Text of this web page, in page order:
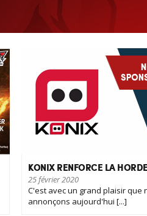
KONIX RENFORCE LA HORDE
25 février 2020
C'est avec un grand plaisir que
annonçons aujourd'hui [...]